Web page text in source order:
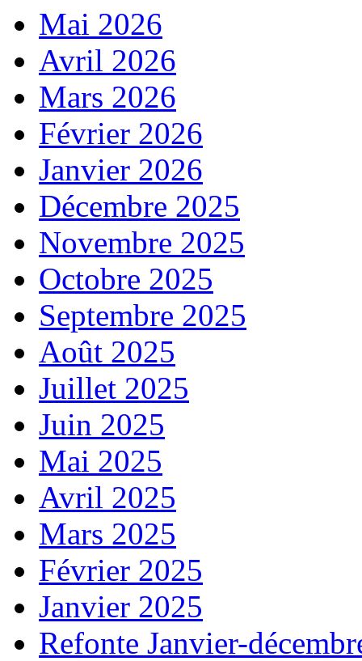
Mai 2026
Avril 2026
Mars 2026
Février 2026
Janvier 2026
Décembre 2025
Novembre 2025
Octobre 2025
Septembre 2025
Août 2025
Juillet 2025
Juin 2025
Mai 2025
Avril 2025
Mars 2025
Février 2025
Janvier 2025
Refonte Janvier-